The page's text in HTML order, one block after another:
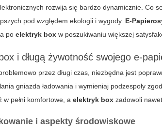
rozwija się bardzo dynamicznie. Co
pod względem ekologii i wygody. E-
poelektryk box w poszukiwaniu większej
i długą żywotność swojego e-
przez długi czas, niezbędna jest
gniazda ładowania i wymieniaj podzespoły
w pełni komfortowe, aelektryk box zadowoli
i aspekty środowiskowe